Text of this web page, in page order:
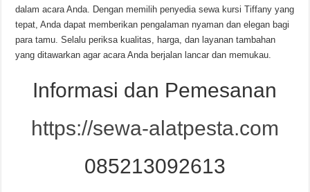
dalam acara Anda. Dengan memilih penyedia sewa kursi Tiffany yang
tepat, Anda dapat memberikan pengalaman nyaman dan elegan bagi
para tamu. Selalu periksa kualitas, harga, dan layanan tambahan
yang ditawarkan agar acara Anda berjalan lancar dan memukau.
Informasi dan Pemesanan
https://sewa-alatpesta.com
085213092613